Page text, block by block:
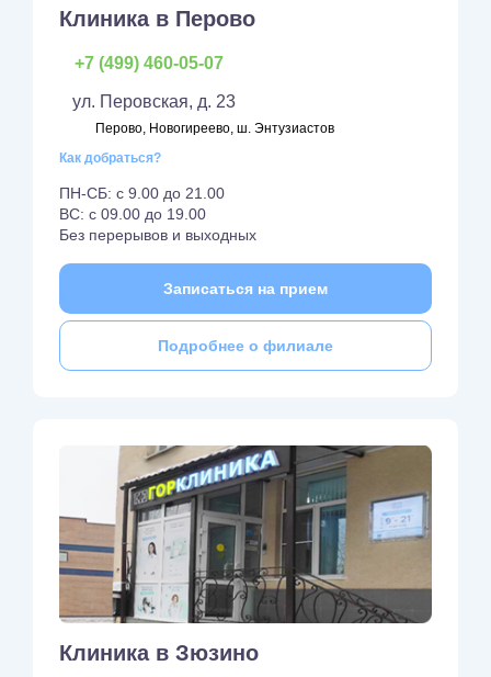
Клиника в Перово
+7 (499) 460-05-07
ул. Перовская, д. 23
Перово, Новогиреево, ш. Энтузиастов
Как добраться?
ПН-СБ: с 9.00 до 21.00
ВС: с 09.00 до 19.00
Без перерывов и выходных
Записаться на прием
Подробнее о филиале
Клиника в Зюзино